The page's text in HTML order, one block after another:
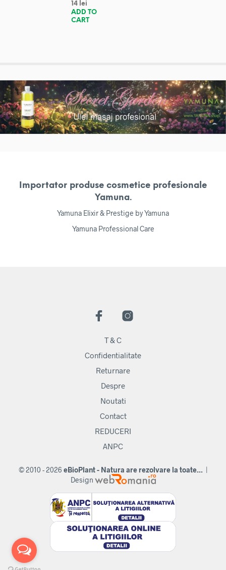
14 lei
ADD TO
CART
Importator produse cosmetice profesionale
Yamuna.
Yamuna Elixir & Prestige by Yamuna
Yamuna Professional Care
T & C
Confidentialitate
Returnare
Despre
Noutati
Contact
REDUCERI
ANPC
© 2010 - 2026 eBioPlant - Natura are rezolvare la toate... |
Design